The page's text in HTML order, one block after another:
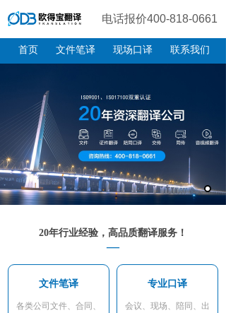
400-818-0661
电话报价400-818-0661
首页 文件笔译 现场口译 联系我们
20年行业经验，高品质翻译服务！
—
文件笔译
各类公司文件、合同、
会议、现场、陪同、出
专业口译